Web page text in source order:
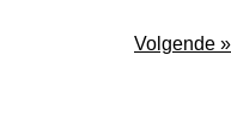
Volgende »